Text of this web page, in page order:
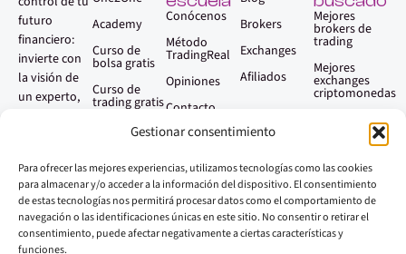
Gestionar consentimiento
Para ofrecer las mejores experiencias, utilizamos tecnologías como las cookies
para almacenar y/o acceder a la información del dispositivo. El consentimiento
de estas tecnologías nos permitirá procesar datos como el comportamiento de
navegación o las identificaciones únicas en este sitio. No consentir o retirar el
consentimiento, puede afectar negativamente a ciertas características y
funciones.
futuro
financiero:
invierte con
la visión de
un experto,
Academy
Curso de
bolsa gratis
Curso de
trading gratis
Conócenos
Método
TradingReal
Opiniones
Contacto
Faq
Brokers
Exchanges
Afiliados
Mejores
brokers de
trading
Mejores
exchanges
criptomonedas
Aprender
trading paso
a paso
Mejores
plataformas
de trading
El trading en mercados financieros supone un alto nivel de riesgo y puede no ser